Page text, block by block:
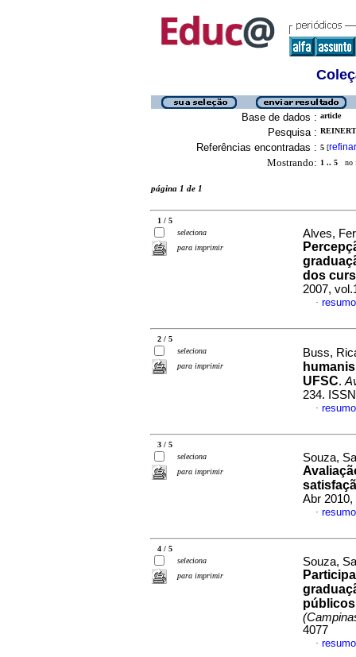
Base de dados : article
Pesquisa :
Referências encontradas : 5 [refinar
Mostrando: 1 .. 5 no
página 1 de 1
1 / 5
seleciona
para imprimir
Alves,
dos
2007,
·
2 / 5
seleciona
para imprimir
Buss,
UFSC.
234.
·
3 / 5
seleciona
para imprimir
Souza,
Abr 2010,
·
4 / 5
seleciona
para imprimir
Souza,
4077
·